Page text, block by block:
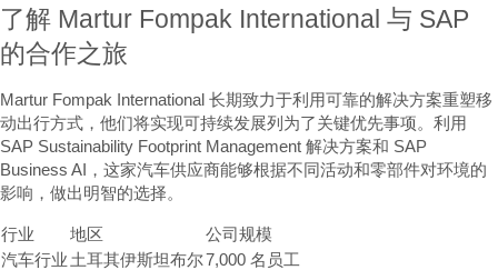
了解 Martur Fompak International 与 SAP
的合作之旅
Martur Fompak International 长期致力于利用可靠的解决方案重塑移
动出行方式，他们将实现可持续发展列为了关键优先事项。利用
SAP Sustainability Footprint Management 解决方案和 SAP
Business AI，这家汽车供应商能够根据不同活动和零部件对环境的
影响，做出明智的选择。
行业 地区
公司规模
汽车行业 土耳其伊斯坦布尔7,000 名员工